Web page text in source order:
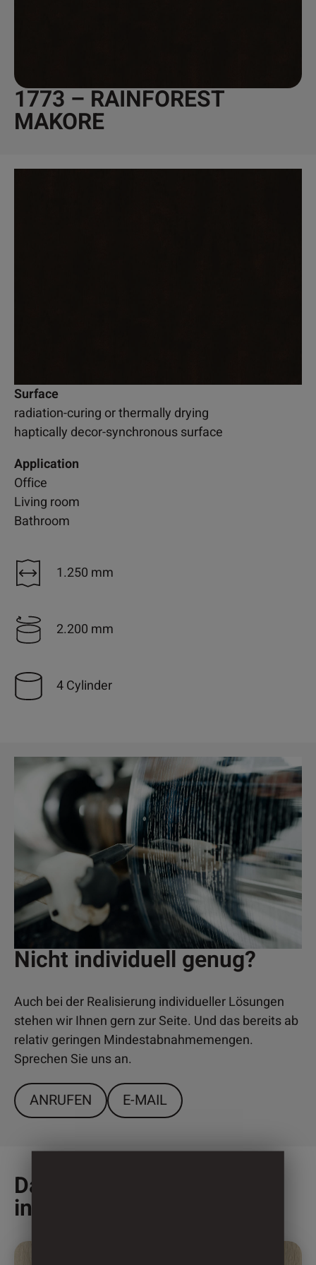
1773 – RAINFOREST
MAKORE
Surface
radiation-curing or thermally drying
haptically decor-synchronous surface
Application
Office
Living room
Bathroom
1.250 mm
2.200 mm
4 Cylinder
Nicht individuell genug?
Auch bei der Realisierung individueller Lösungen
stehen wir Ihnen gern zur Seite. Und das bereits ab
relativ geringen Mindestabnahmemengen.
Sprechen Sie uns an.
ANRUFEN E-MAIL
Das könnte Sie auch
interessieren
Dieses